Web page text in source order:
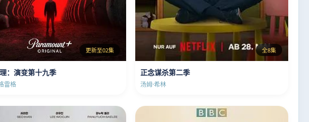
更新至02集
：演变第十九季
雷格
全8集
正念谋杀第二季
汤姆·希林